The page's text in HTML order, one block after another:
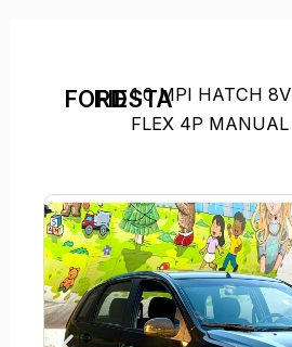
FORD
FIESTA1.0 MPI HATCH 8V
FLEX 4P MANUAL